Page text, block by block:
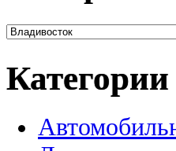
Категории